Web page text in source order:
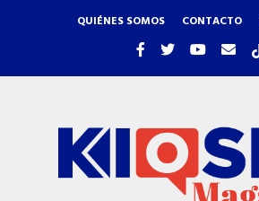
QUIÉNES SOMOS CONTACTO